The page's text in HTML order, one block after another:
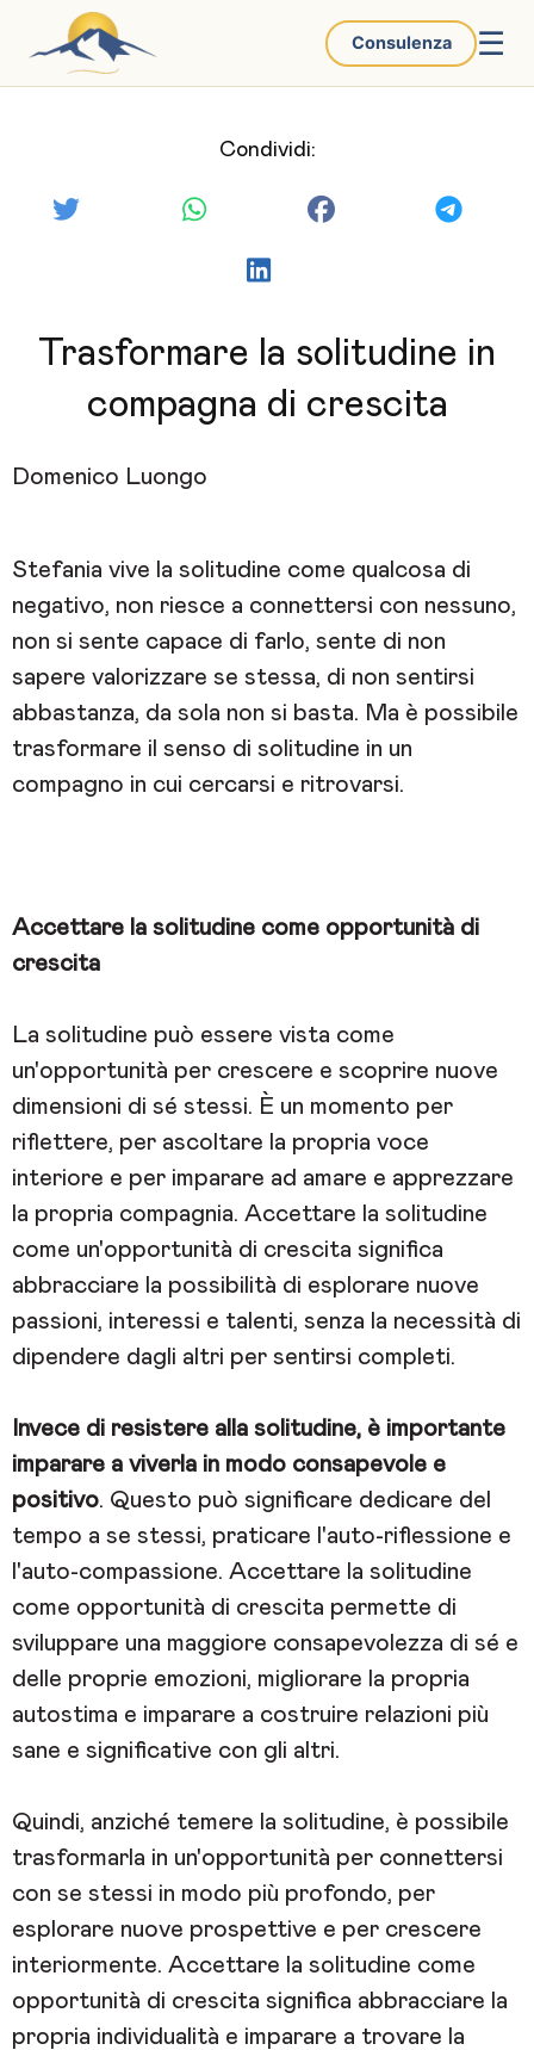
Consulenza ☰
Condividi:
Trasformare la solitudine in
compagna di crescita
Domenico Luongo
Stefania vive la solitudine come qualcosa di
negativo, non riesce a connettersi con nessuno,
non si sente capace di farlo, sente di non
sapere valorizzare se stessa, di non sentirsi
abbastanza, da sola non si basta. Ma è possibile
trasformare il senso di solitudine in un
compagno in cui cercarsi e ritrovarsi.
Accettare la solitudine come opportunità di
crescita
La solitudine può essere vista come
un'opportunità per crescere e scoprire nuove
dimensioni di sé stessi. È un momento per
riflettere, per ascoltare la propria voce
interiore e per imparare ad amare e apprezzare
la propria compagnia. Accettare la solitudine
come un'opportunità di crescita significa
abbracciare la possibilità di esplorare nuove
passioni, interessi e talenti, senza la necessità di
dipendere dagli altri per sentirsi completi.
Invece di resistere alla solitudine, è importante
imparare a viverla in modo consapevole e
positivo. Questo può significare dedicare del
tempo a se stessi, praticare l'auto-riflessione e
l'auto-compassione. Accettare la solitudine
come opportunità di crescita permette di
sviluppare una maggiore consapevolezza di sé e
delle proprie emozioni, migliorare la propria
autostima e imparare a costruire relazioni più
sane e significative con gli altri.
Quindi, anziché temere la solitudine, è possibile
trasformarla in un'opportunità per connettersi
con se stessi in modo più profondo, per
esplorare nuove prospettive e per crescere
interiormente. Accettare la solitudine come
opportunità di crescita significa abbracciare la
propria individualità e imparare a trovare la